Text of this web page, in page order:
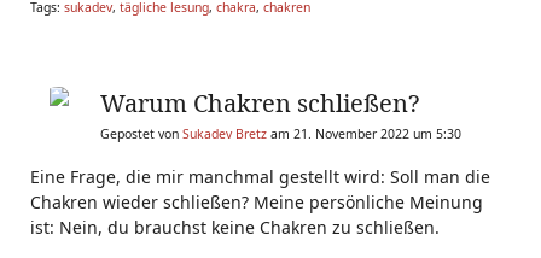
Tags: sukadev, tägliche lesung, chakra, chakren
Warum Chakren schließen?
Gepostet von Sukadev Bretz am 21. November 2022 um 5:30
Eine Frage, die mir manchmal gestellt wird: Soll man die
Chakren wieder schließen? Meine persönliche Meinung
ist: Nein, du brauchst keine Chakren zu schließen.